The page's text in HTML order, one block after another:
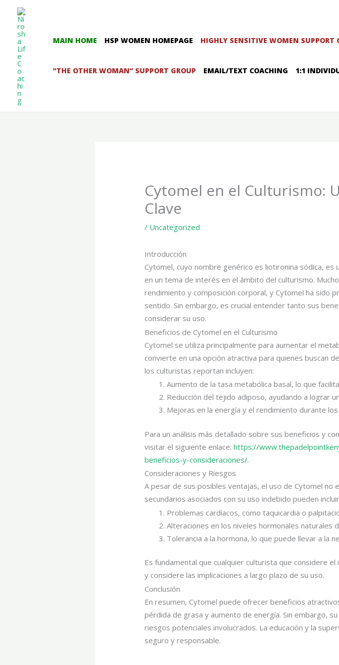
content
MAIN HOME HSP WOMEN HOMEPAGE HIGHLY SENSITIVE WOMEN SUPPORT
“THE OTHER WOMAN” SUPPORT GROUP EMAIL/TEXT COACHING 1:1
Cytomel en el Culturismo:
Clave
/ Uncategorized
Introducción
Cytomel, cuyo nombre genérico es liotironina sódica,
en un tema de interés en el ámbito del culturismo.
rendimiento y composición corporal, y Cytomel ha sido
sentido. Sin embargo, es crucial entender tanto sus
considerar su uso.
Beneficios de Cytomel en el Culturismo
Cytomel se utiliza principalmente para aumentar el
convierte en una opción atractiva para quienes buscan
los culturistas reportan incluyen:
Aumento de la tasa metabólica basal, lo que
Reducción del tejido adiposo, ayudando a lograr
Mejoras en la energía y el rendimiento durante
Para un análisis más detallado sobre sus beneficios y
visitar el siguiente enlace:https://
beneficios-y-consideraciones/.
Consideraciones y Riesgos
A pesar de sus posibles ventajas, el uso de Cytomel
secundarios asociados con su uso indebido pueden
Problemas cardíacos, como taquicardia o
Alteraciones en los niveles hormonales naturales
Tolerancia a la hormona, lo que puede llevar a la
Es fundamental que cualquier culturista que considere
y considere las implicaciones a largo plazo de su uso.
Conclusión
En resumen, Cytomel puede ofrecer beneficios
pérdida de grasa y aumento de energía. Sin embargo,
riesgos potenciales involucrados. La educación y la
seguro y responsable.